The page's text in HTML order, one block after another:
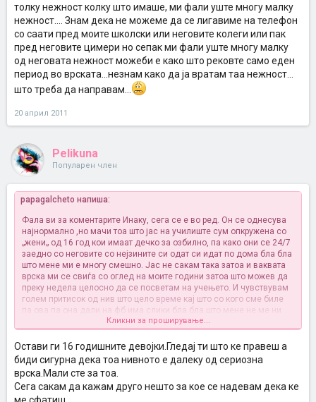
толку нежност колку што имаше, ми фали уште многу малку
нежност.... Знам дека не можеме да се лигавиме на телефон
со саати пред моите школски или неговите колеги или пак
пред неговите цимери но сепак ми фали уште многу малку
од неговата нежност можеби е како што рековте само еден
период во врската...незнам како да ја вратам таа нежност...
што треба да направам...
20 април 2011
Pelikuna
Популарен член
papagalcheto напиша:
Фала ви за коментарите Инаку, сега се е во ред. Он се однесува
најнормално ,но мачи тоа што јас на училиште сум опкружена со
„жени„ од 16 год кои имаат дечко за озбилно, па како они се 24/7
заедно со неговите со нејзините си одат си идат по дома бла бла
што мене ми е многу смешно. Јас не сакам така затоа и ваквата
врска ми се свиѓа со оглед на моите години затоа што можев да
преку недела целосно да се посветам на учењето. И чувствувам
голем притисок од нив што цело време кај што со кого сме биле
па ова па она дали на фб има слики бла бла што мене не ме ни
интересира и пробувам цело време да се отргнам од нив и многу
ме фрустрираат. И кога нешто он малку нема да направи како што
очекувам тоа моментално ќе ме изнервира а потоа сфаќам дека
нема место за нервоза.
Сепак како така успевам да се справам со нив и да
избалансирам со него. Но сега не е баш како порано нема толку
нежност колку што имаше, ми фали уште многу малку нежност....
Кликни за проширување...
Остави ги 16 годишните девојки.Гледај ти што ке правеш а
биди сигурна дека тоа нивното е далеку од сериозна
врска.Мали сте за тоа.
Сега сакам да кажам друго нешто за кое се надевам дека ке